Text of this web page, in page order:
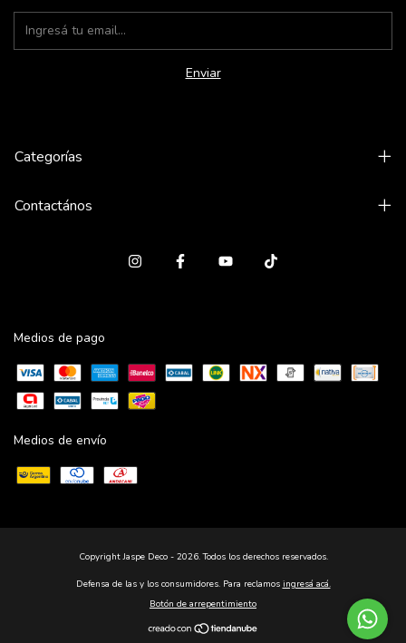
Categorías
Contactános
Medios de pago
Medios de envío
Copyright Jaspe Deco - 2026. Todos los derechos reservados.
Defensa de las y los consumidores. Para reclamos ingresá acá.
Botón de arrepentimiento